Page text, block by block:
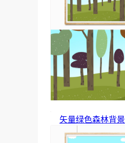
矢量绿色森林背景